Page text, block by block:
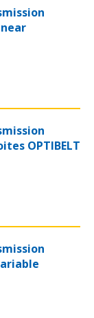
OPTIBELT